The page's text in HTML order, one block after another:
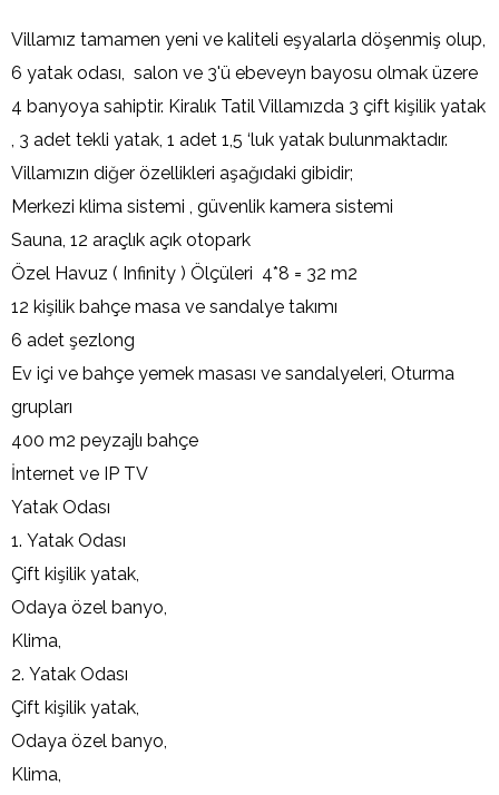
Villamız tamamen yeni ve kaliteli eşyalarla döşenmiş olup,
6 yatak odası, salon ve 3'ü ebeveyn bayosu olmak üzere
4 banyoya sahiptir. Kiralık Tatil Villamızda 3 çift kişilik yatak
, 3 adet tekli yatak, 1 adet 1,5 ‘luk yatak bulunmaktadır.
Villamızın diğer özellikleri aşağıdaki gibidir;
Merkezi klima sistemi , güvenlik kamera sistemi
Sauna, 12 araçlık açık otopark
Özel Havuz ( Infinity ) Ölçüleri 4*8 = 32 m2
12 kişilik bahçe masa ve sandalye takımı
6 adet şezlong
Ev içi ve bahçe yemek masası ve sandalyeleri, Oturma
grupları
400 m2 peyzajlı bahçe
İnternet ve IP TV
Yatak Odası
1. Yatak Odası
Çift kişilik yatak,
Odaya özel banyo,
Klima,
2. Yatak Odası
Çift kişilik yatak,
Odaya özel banyo,
Klima,